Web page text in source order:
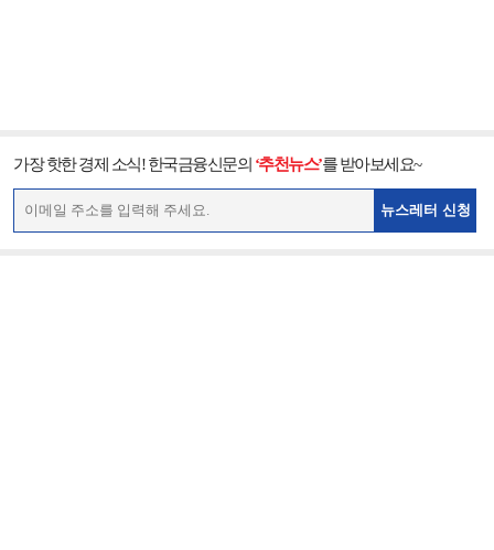
가장 핫한 경제 소식! 한국금융신문의 ‘추천뉴스’를 받아보세요~
뉴스레터 신청